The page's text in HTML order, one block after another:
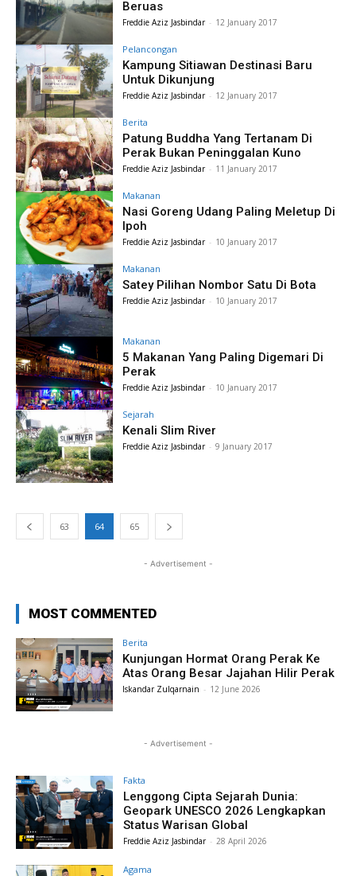
Beruas
Freddie Aziz Jasbindar - 12 January 2017
Pelancongan
Kampung Sitiawan Destinasi Baru
Untuk Dikunjung
Freddie Aziz Jasbindar - 12 January 2017
Berita
Patung Buddha Yang Tertanam Di
Perak Bukan Peninggalan Kuno
Freddie Aziz Jasbindar - 11 January 2017
Makanan
Nasi Goreng Udang Paling Meletup Di
Ipoh
Freddie Aziz Jasbindar - 10 January 2017
Makanan
Satey Pilihan Nombor Satu Di Bota
Freddie Aziz Jasbindar - 10 January 2017
Makanan
5 Makanan Yang Paling Digemari Di
Perak
Freddie Aziz Jasbindar - 10 January 2017
Sejarah
Kenali Slim River
Freddie Aziz Jasbindar - 9 January 2017
63 64 65
- Advertisement -
MOST COMMENTED
Berita
Kunjungan Hormat Orang Perak Ke
Atas Orang Besar Jajahan Hilir Perak
Iskandar Zulqarnain - 12 June 2026
- Advertisement -
Fakta
Lenggong Cipta Sejarah Dunia:
Geopark UNESCO 2026 Lengkapkan
Status Warisan Global
Freddie Aziz Jasbindar - 28 April 2026
Agama